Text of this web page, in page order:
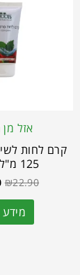
אזל
קרם לחות
125 מ"ל – רוטס
₪22.90
מידע